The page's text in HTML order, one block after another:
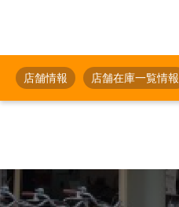
店舗情報 店舗在庫一覧情報